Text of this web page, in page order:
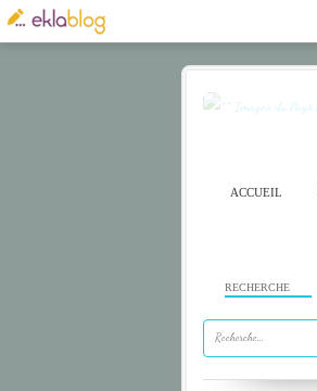
ACCUEIL
RECHERCHE